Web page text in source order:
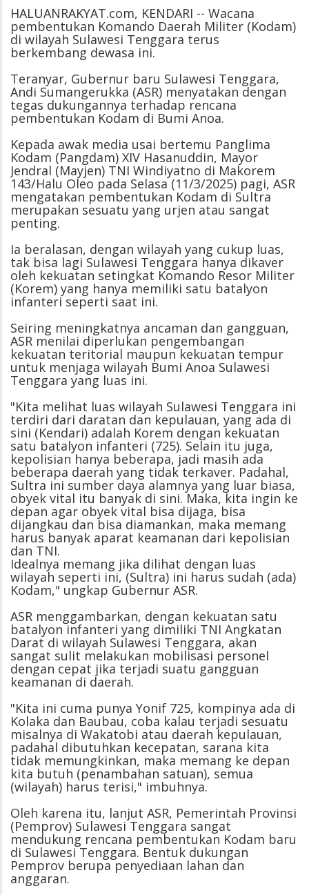
HALUANRAKYAT.com, KENDARI -- Wacana
pembentukan Komando Daerah Militer (Kodam)
di wilayah Sulawesi Tenggara terus
berkembang dewasa ini.
Teranyar, Gubernur baru Sulawesi Tenggara,
Andi Sumangerukka (ASR) menyatakan dengan
tegas dukungannya terhadap rencana
pembentukan Kodam di Bumi Anoa.
Kepada awak media usai bertemu Panglima
Kodam (Pangdam) XIV Hasanuddin, Mayor
Jendral (Mayjen) TNI Windiyatno di Makorem
143/Halu Oleo pada Selasa (11/3/2025) pagi, ASR
mengatakan pembentukan Kodam di Sultra
merupakan sesuatu yang urjen atau sangat
penting.
Ia beralasan, dengan wilayah yang cukup luas,
tak bisa lagi Sulawesi Tenggara hanya dikaver
oleh kekuatan setingkat Komando Resor Militer
(Korem) yang hanya memiliki satu batalyon
infanteri seperti saat ini.
Seiring meningkatnya ancaman dan gangguan,
ASR menilai diperlukan pengembangan
kekuatan teritorial maupun kekuatan tempur
untuk menjaga wilayah Bumi Anoa Sulawesi
Tenggara yang luas ini.
"Kita melihat luas wilayah Sulawesi Tenggara ini
terdiri dari daratan dan kepulauan, yang ada di
sini (Kendari) adalah Korem dengan kekuatan
satu batalyon infanteri (725). Selain itu juga,
kepolisian hanya beberapa, jadi masih ada
beberapa daerah yang tidak terkaver. Padahal,
Sultra ini sumber daya alamnya yang luar biasa,
obyek vital itu banyak di sini. Maka, kita ingin ke
depan agar obyek vital bisa dijaga, bisa
dijangkau dan bisa diamankan, maka memang
harus banyak aparat keamanan dari kepolisian
dan TNI.
Idealnya memang jika dilihat dengan luas
wilayah seperti ini, (Sultra) ini harus sudah (ada)
Kodam," ungkap Gubernur ASR.
ASR menggambarkan, dengan kekuatan satu
batalyon infanteri yang dimiliki TNI Angkatan
Darat di wilayah Sulawesi Tenggara, akan
sangat sulit melakukan mobilisasi personel
dengan cepat jika terjadi suatu gangguan
keamanan di daerah.
"Kita ini cuma punya Yonif 725, kompinya ada di
Kolaka dan Baubau, coba kalau terjadi sesuatu
misalnya di Wakatobi atau daerah kepulauan,
padahal dibutuhkan kecepatan, sarana kita
tidak memungkinkan, maka memang ke depan
kita butuh (penambahan satuan), semua
(wilayah) harus terisi," imbuhnya.
Oleh karena itu, lanjut ASR, Pemerintah Provinsi
(Pemprov) Sulawesi Tenggara sangat
mendukung rencana pembentukan Kodam baru
di Sulawesi Tenggara. Bentuk dukungan
Pemprov berupa penyediaan lahan dan
anggaran.